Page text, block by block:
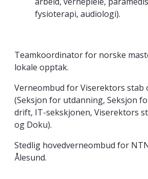
fysioterapi, audiologi).
Teamkoordinator for norske
lokale opptak.
Verneombud for Viserektors stab
(Seksjon for utdanning, Seksjon
drift, IT-sekskjonen, Viserektors
og Doku).
Stedlig hovedverneombud for
Ålesund.